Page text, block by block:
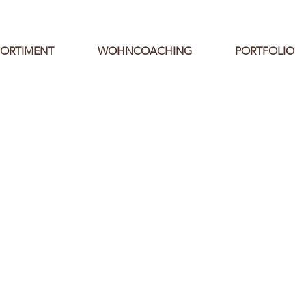
WOHNCOACHING PORTFOLIO